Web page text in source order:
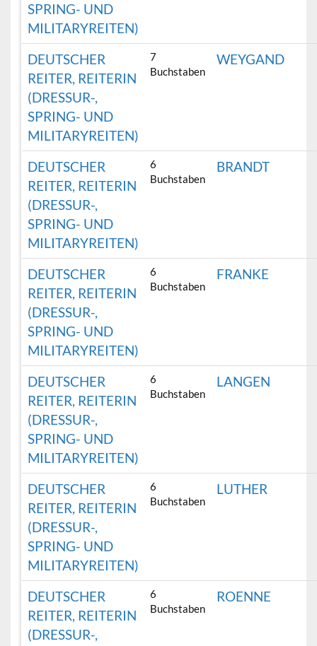
SPRING- UND
MILITARYREITEN)
DEUTSCHER
REITER, REITERIN
(DRESSUR-,
SPRING- UND
MILITARYREITEN)
7
Buchstaben
WEYGAND
DEUTSCHER
REITER, REITERIN
(DRESSUR-,
SPRING- UND
MILITARYREITEN)
6
Buchstaben
BRANDT
DEUTSCHER
REITER, REITERIN
(DRESSUR-,
SPRING- UND
MILITARYREITEN)
6
Buchstaben
FRANKE
DEUTSCHER
REITER, REITERIN
(DRESSUR-,
SPRING- UND
MILITARYREITEN)
6
Buchstaben
LANGEN
DEUTSCHER
REITER, REITERIN
(DRESSUR-,
SPRING- UND
MILITARYREITEN)
6
Buchstaben
LUTHER
DEUTSCHER
REITER, REITERIN
(DRESSUR-,
6
Buchstaben
ROENNE